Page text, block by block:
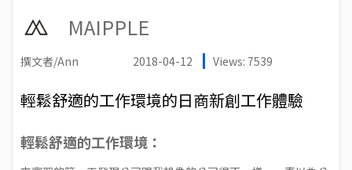
MAIPPLE
撰文者/Ann 2018-04-12 Views: 7539
輕鬆舒適的工作環境的日商新創工作體驗
輕鬆舒適的工作環境：